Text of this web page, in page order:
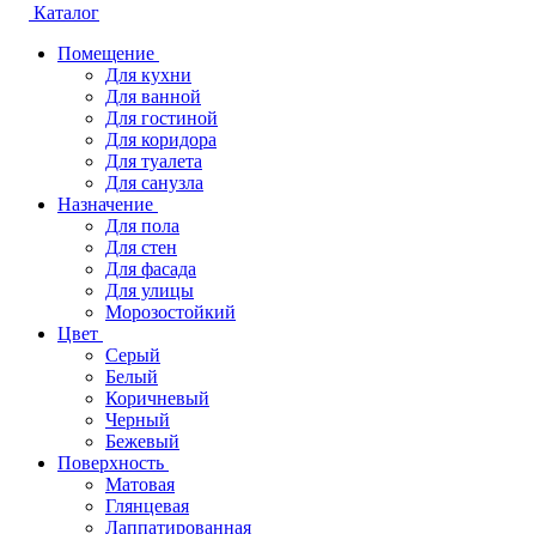
Каталог
Помещение
Для кухни
Для ванной
Для гостиной
Для коридора
Для туалета
Для санузла
Назначение
Для пола
Для стен
Для фасада
Для улицы
Морозостойкий
Цвет
Серый
Белый
Коричневый
Черный
Бежевый
Поверхность
Матовая
Глянцевая
Лаппатированная